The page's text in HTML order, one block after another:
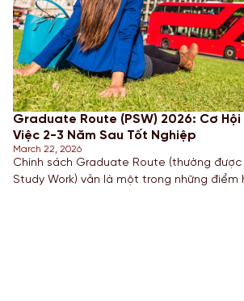
Graduate Route (PSW) 2026: Cơ Hội
Việc 2-3 Năm Sau Tốt Nghiệp
March 22, 2026
Chính sách Graduate Route (thường
Study Work) vẫn là một trong những điểm